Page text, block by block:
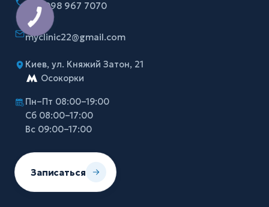
+38 098 967 7070
myclinic22@gmail.com
Киев, ул. Княжий Затон, 21
Осокорки
Пн–Пт 08:00–19:00
Сб 08:00–17:00
Вс 09:00–17:00
Записаться